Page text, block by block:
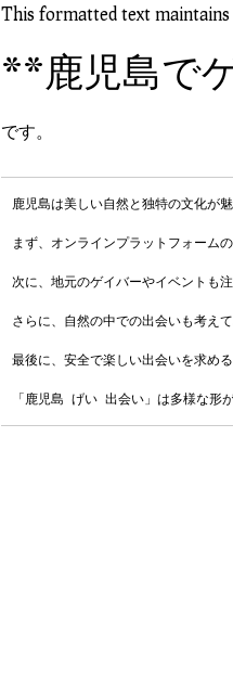
This formatted text maintains
**鹿児島で
です。
鹿児島は美しい自然と独特の文化が
まず、オンラインプラットフォーム
次に、地元のゲイバーやイベントも
さらに、自然の中での出会いも考え
最後に、安全で楽しい出会いを求め
「鹿児島 げい 出会い」は多様な形